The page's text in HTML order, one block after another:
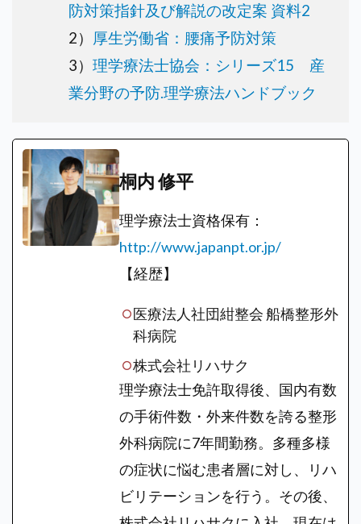
防対策指針及び解説の改定案 資料2
2） 厚生労働省：腰痛予防対策
3） 理学療法士協会：シリーズ15 産
業分野の予防.理学療法ハンドブック
桐内 修平
理学療法士資格保有：
http://www.japanpt.or.jp/
【経歴】
医療法人社団紺整会 船橋整形外
科病院
株式会社リハサク
理学療法士免許取得後、国内有数
の手術件数・外来件数を誇る整形
外科病院に7年間勤務。多種多様
の症状に悩む患者層に対し、リハ
ビリテーションを行う。その後、